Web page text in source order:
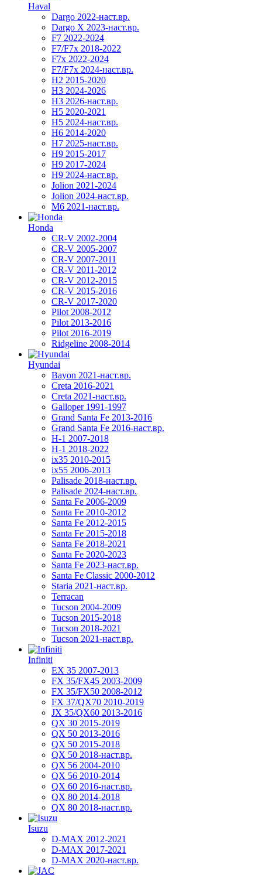
Haval
Dargo 2022-наст.вр.
Dargo X 2023-наст.вр.
F7 2022-2024
F7/F7x 2018-2022
F7x 2022-2024
F7/F7x 2024-наст.вр.
H2 2015-2020
H3 2024-2026
H3 2026-наст.вр.
H5 2020-2021
H5 2024-наст.вр.
H6 2014-2020
H7 2025-наст.вр.
H9 2015-2017
H9 2017-2024
H9 2024-наст.вр.
Jolion 2021-2024
Jolion 2024-наст.вр.
М6 2021-наст.вр.
Honda
CR-V 2002-2004
CR-V 2005-2007
CR-V 2007-2011
CR-V 2011-2012
CR-V 2012-2015
CR-V 2015-2016
CR-V 2017-2020
Pilot 2008-2012
Pilot 2013-2016
Pilot 2016-2019
Ridgeline 2008-2014
Hyundai
Bayon 2021-наст.вр.
Creta 2016-2021
Creta 2021-наст.вр.
Galloper 1991-1997
Grand Santa Fe 2013-2016
Grand Santa Fe 2016-наст.вр.
H-1 2007-2018
H-1 2018-2022
ix35 2010-2015
ix55 2006-2013
Palisade 2018-наст.вр.
Palisade 2024-наст.вр.
Santa Fe 2006-2009
Santa Fe 2010-2012
Santa Fe 2012-2015
Santa Fe 2015-2018
Santa Fe 2018-2021
Santa Fe 2020-2023
Santa Fe 2023-наст.вр.
Santa Fe Classic 2000-2012
Staria 2021-наст.вр.
Terracan
Tucson 2004-2009
Tucson 2015-2018
Tucson 2018-2021
Tucson 2021-наст.вр.
Infiniti
EX 35 2007-2013
FX 35/FX45 2003-2009
FX 35/FX50 2008-2012
FX 37/QX70 2010-2019
JX 35/QX60 2013-2016
QX 30 2015-2019
QX 50 2013-2016
QX 50 2015-2018
QX 50 2018-наст.вр.
QX 56 2004-2010
QX 56 2010-2014
QX 60 2016-наст.вр.
QX 80 2014-2018
QX 80 2018-наст.вр.
Isuzu
D-MAX 2012-2021
D-MAX 2017-2021
D-MAX 2020-наст.вр.